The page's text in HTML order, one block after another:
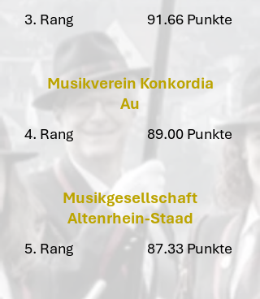
3. Rang 91.66 Punkte
Musikverein Konkordia
Au
4. Rang 89.00 Punkte
Musikgesellschaft
Altenrhein-Staad
5. Rang 87.33 Punkte